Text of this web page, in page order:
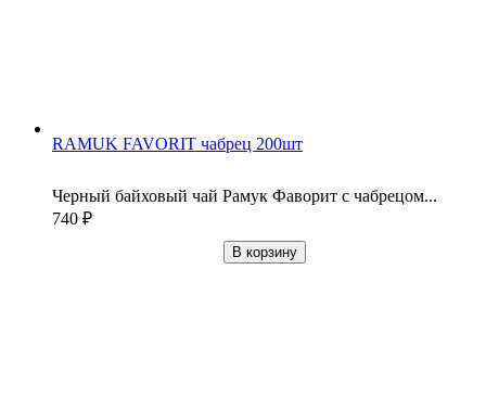
RAMUK FAVORIT чабрец 200шт
Черный байховый чай Рамук Фаворит с чабрецом...
740 ₽
В корзину